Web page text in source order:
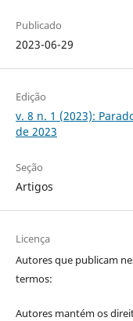
Publicado
2023-06-29
Edição
v. 8 n. 1 (2023):
de 2023
Seção
Artigos
Licença
Autores que publicam
termos:
Autores mantém os